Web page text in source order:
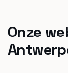
Onze